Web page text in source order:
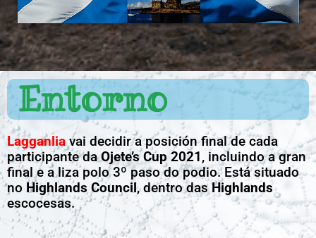
Entorno
Lagganlia vai decidir a posición final de cada
participante daOjete’s Cup 2021, incluindo a gran
final e a liza polo 3º paso do podio. Está situado
no Highlands Council, dentro dasHighlands
escocesas.